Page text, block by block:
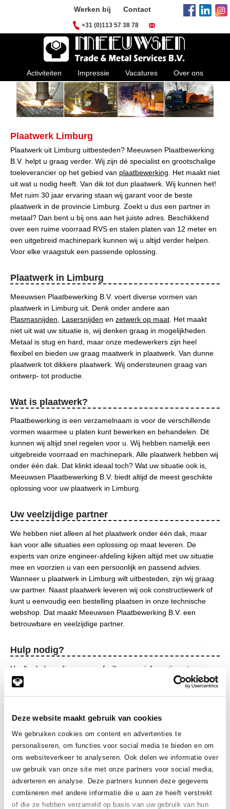
Deze website maakt gebruik van cookies
We gebruiken cookies om content en advertenties te
personaliseren, om functies voor social media te bieden en om
ons websiteverkeer te analyseren. Ook delen we informatie over
uw gebruik van onze site met onze partners voor social media,
adverteren en analyse. Deze partners kunnen deze gegevens
combineren met andere informatie die u aan ze heeft verstrekt
of die ze hebben verzameld op basis van uw gebruik van hun
Werken bij Contact
+31 (0)113 57 38 78
Activiteiten Impressie Vacatures Over ons
Plaatwerk Limburg
Plaatwerk uit Limburg uitbesteden? Meeuwsen Plaatbewerking
B.V. helpt u graag verder. Wij zijn dé specialist en grootschalige
toeleverancier op het gebied van plaatbewerking . Het maakt niet
uit wat u nodig heeft. Van dik tot dun plaatwerk. Wij kunnen het!
Met ruim 30 jaar ervaring staan wij garant voor de beste
plaatwerk in de provincie Limburg. Zoekt u dus een partner in
metaal? Dan bent u bij ons aan het juiste adres. Beschikkend
over een ruime voorraad RVS en stalen platen van 12 meter en
een uitgebreid machinepark kunnen wij u altijd verder helpen.
Voor elke vraagstuk een passende oplossing.
Plaatwerk in Limburg
Meeuwsen Plaatbewerking B.V. voert diverse vormen van
plaatwerk in Limburg uit. Denk onder andere aan
Plasmasnijden
Lasersnijden en zetwerk op maat . Het maakt
niet uit wat uw situatie is, wij denken graag in mogelijkheden.
Metaal is stug en hard, maar onze medewerkers zijn heel
flexibel en bieden uw graag maatwerk in plaatwerk. Van dunne
plaatwerk tot dikkere plaatwerk. Wij ondersteunen graag van
ontwerp- tot productie.
Wat is plaatwerk?
Plaatbewerking is een verzamelnaam is voor de verschillende
vormen waarmee u platen kunt bewerken en behandelen. Dit
kunnen wij altijd snel regelen voor u. Wij hebben namelijk een
uitgebreide voorraad en machinepark. Alle plaatwerk hebben wij
onder één dak. Dat klinkt ideaal toch? Wat uw situatie ook is,
Meeuwsen Plaatbewerking B.V. biedt altijd de meest geschikte
oplossing voor uw plaatwerk in Limburg.
Uw veelzijdige partner
We hebben niet alleen al het plaatwerk onder één dak, maar
kan voor alle situaties een oplossing op maat leveren. De
experts van onze engineer-afdeling kijken altijd met uw situatie
mee en voorzien u van een persoonlijk en passend advies.
Wanneer u plaatwerk in Limburg wilt uitbesteden, zijn wij graag
uw partner. Naast plaatwerk leveren wij ook constructiewerk of
kunt u eenvoudig een bestelling plaatsen in onze technische
webshop. Dat maakt Meeuwsen Plaatbewerking B.V. een
betrouwbare en veelzijdige partner.
Hulp nodig?
Heeft u hulp nodig, vragen of wilt u meer informatie ontvangen
over plaatwerk in Limburg? Neem contact met ons op en we
helpen u snel verder. U kunt ons telefonisch bereiken op
u klaar.
Bezoek onze webshop
Plaatwerk aanvraag